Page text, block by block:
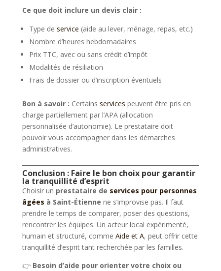
Ce que doit inclure un devis clair :
Type de service (aide au lever, ménage, repas, etc.)
Nombre d’heures hebdomadaires
Prix TTC, avec ou sans crédit d’impôt
Modalités de résiliation
Frais de dossier ou d’inscription éventuels
Bon à savoir : Certains services peuvent être pris en
charge partiellement par l’APA (allocation
personnalisée d’autonomie). Le prestataire doit
pouvoir vous accompagner dans les démarches
administratives.
Conclusion : Faire le bon choix pour garantir
la tranquillité d’esprit
Choisir un prestataire de services pour personnes
âgées à Saint-Étienne ne s’improvise pas. Il faut
prendre le temps de comparer, poser des questions,
rencontrer les équipes. Un acteur local expérimenté,
humain et structuré, comme Aide et A, peut offrir cette
tranquillité d’esprit tant recherchée par les familles.
👉 Besoin d’aide pour orienter votre choix ou